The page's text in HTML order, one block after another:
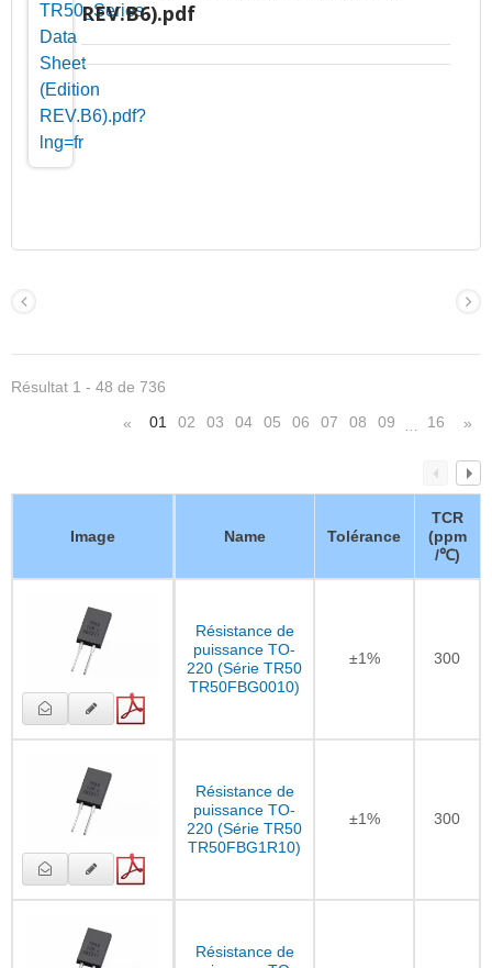
REV.B6).pdf
Résultat 1 - 48 de 736
« 01 02 03 04 05 06 07 08 09 16 »
Image Name Tolérance
TCR
(ppm
/℃)
Résistance de
puissance TO-
220 (Série TR50
TR50FBG0010)
±1% 300
Résistance de
puissance TO-
220 (Série TR50
TR50FBG1R10)
±1% 300
Résistance de